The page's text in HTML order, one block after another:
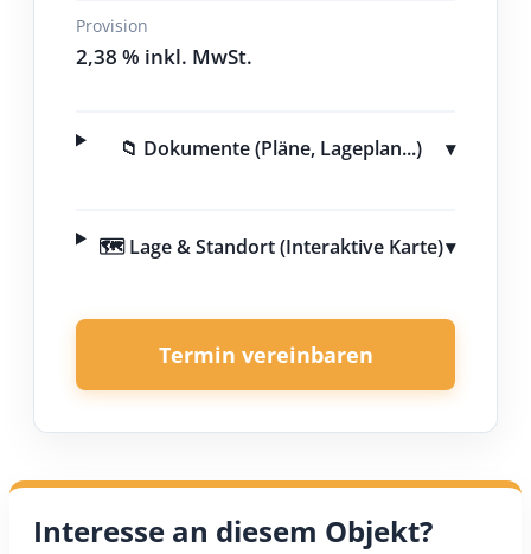
Provision
2,38 % inkl. MwSt.
📁 Dokumente (Pläne, Lageplan...) ▾
🗺️ Lage & Standort (Interaktive Karte)▾
Termin vereinbaren
Interesse an diesem Objekt?